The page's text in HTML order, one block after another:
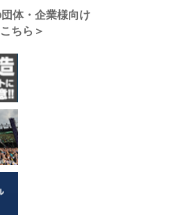
体・企業様向け
ちら＞